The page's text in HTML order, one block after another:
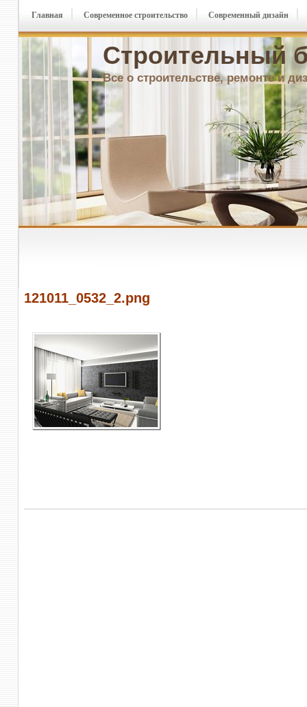
Строительный
Все о строительстве, ремонте и
Главная Современное строительство Современный дизайн
121011_0532_2.png